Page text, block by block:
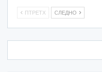
ПТРЕТХ СЛЕДНО